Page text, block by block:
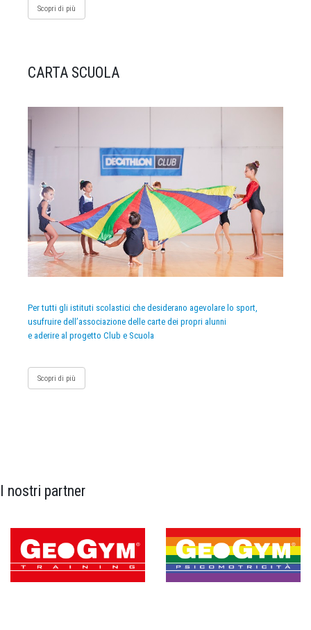
Scopri di più
CARTA SCUOLA
Per tutti gli istituti scolastici che desiderano agevolare lo sport,
usufruire dell’associazione delle carte dei propri alunni
e aderire al progetto Club e Scuola
Scopri di più
I nostri partner